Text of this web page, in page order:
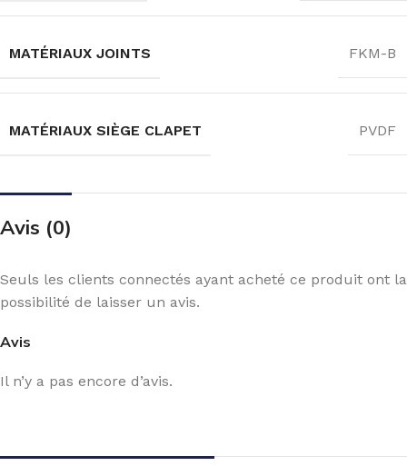
MATÉRIAUX JOINTS FKM-B
MATÉRIAUX SIÈGE CLAPET PVDF
Avis (0)
Avis
Il n’y a pas encore d’avis.
Seuls les clients connectés ayant acheté ce produit ont la
possibilité de laisser un avis.